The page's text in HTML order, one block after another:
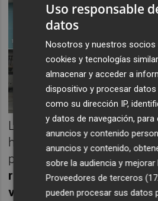
La aportación de las
ha mejorado
primer semestre del
registrado como ingreso
valor de las inversiones
Uso responsable
datos
Nosotros y nuestros socios
cookies y tecnologías
almacenar y acceder a
dispositivo y procesar datos
como su dirección IP,
y datos de navegación,
anuncios y contenido
anuncios y contenido,
sobre la audiencia y
Proveedores de terceros
pueden procesar sus datos